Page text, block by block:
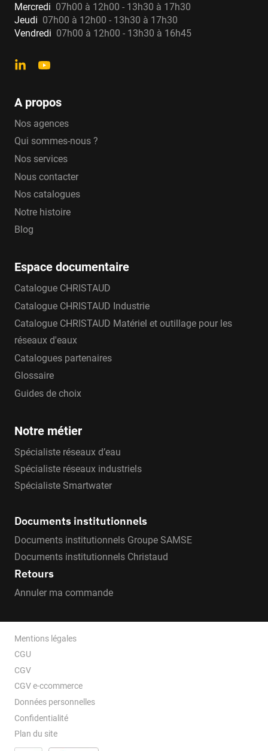
Mercredi 07h00 à 12h00 - 13h30 à 17h30
Jeudi 07h00 à 12h00 - 13h30 à 17h30
Vendredi 07h00 à 12h00 - 13h30 à 16h45
A propos
Nos agences
Qui sommes-nous ?
Nos services
Nous contacter
Nos catalogues
Notre histoire
Blog
Espace documentaire
Catalogue CHRISTAUD
Catalogue CHRISTAUD Industrie
Catalogue CHRISTAUD Matériel et outillage pour les
réseaux d'eaux
Catalogues partenaires
Glossaire
Guides de choix
Notre métier
Spécialiste réseaux d’eau
Spécialiste réseaux industriels
Spécialiste Smartwater
Documents institutionnels
Documents institutionnels Groupe SAMSE
Documents institutionnels Christaud
Retours
Annuler ma commande
Mentions légales
CGU
CGV
CGV e-ccommerce
Données personnelles
Confidentialité
Plan du site